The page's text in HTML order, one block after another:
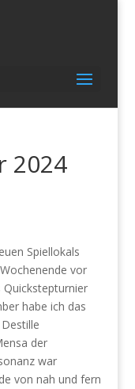
2024
Spiellokals
vor
Quickstepturnier
habe ich das
der
war
von nah und fern